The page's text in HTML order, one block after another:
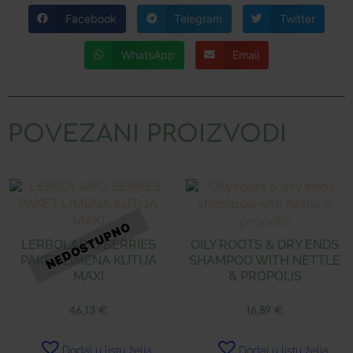
Facebook Telegram Twitter
WhatsApp Email
POVEZANI PROIZVODI
LERBOLARIO BERRIES
PAKET LIMENA KUTIJA
MAXI
46,13 €
OILY ROOTS & DRY ENDS
SHAMPOO WITH NETTLE
& PROPOLIS
16,89 €